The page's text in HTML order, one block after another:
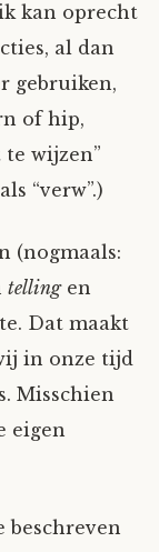
kan oprecht
al dan
gebruiken,
of hip,
te wijzen”
“verw”.)
(nogmaals:
tellingen
Dat maakt
in onze tijd
Misschien
eigen
beschreven